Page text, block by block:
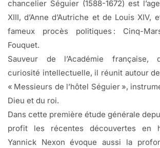
chancelier Séguier (1588-1672) est
XIII, d’Anne d’Autriche et de Louis XIV,
fameux procès politiques : Cinq-
Fouquet.
Sauveur de l’Académie française,
curiosité intellectuelle, il réunit autour
« Messieurs de l’hôtel Séguier »,
Dieu et du roi.
Dans cette première étude générale
profit les récentes découvertes en
Yannick Nexon évoque aussi la